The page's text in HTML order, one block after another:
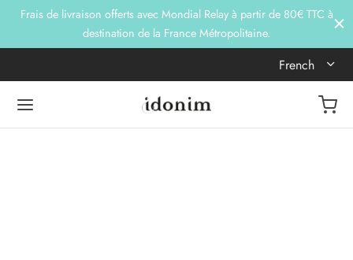
Frais de livraison offerts avec Mondial Relay à partir de 80€ TTC à
destination de la France Métropolitaine.
French